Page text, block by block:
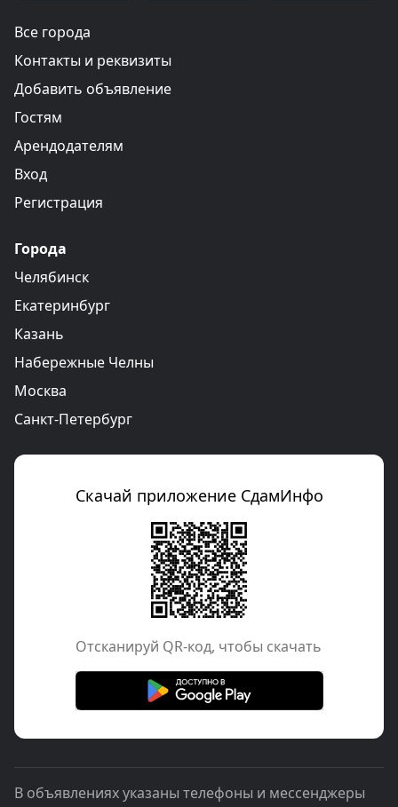
Все города
Контакты и реквизиты
Добавить объявление
Гостям
Арендодателям
Вход
Регистрация
Города
Челябинск
Екатеринбург
Казань
Набережные Челны
Москва
Санкт-Петербург
Скачай приложение СдамИнфо
Отcканируй QR-код, чтобы скачать
В объявлениях указаны телефоны и мессенджеры